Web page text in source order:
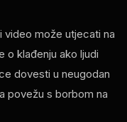
video može utjecati na
o klađenju ako ljudi
dovesti u neugodan
povežu s borbom na